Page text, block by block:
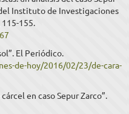
Instituto de Investigaciones
115-155.
El Periódico.
de-hoy/2016/02/23/de-cara-
en caso Sepur Zarco”.